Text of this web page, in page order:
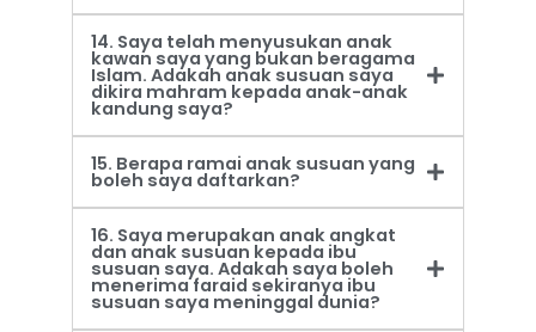
14. Saya telah menyusukan anak
kawan saya yang bukan beragama
Islam. Adakah anak susuan saya
dikira mahram kepada anak-anak
kandung saya?
15. Berapa ramai anak susuan yang
boleh saya daftarkan?
16. Saya merupakan anak angkat
dan anak susuan kepada ibu
susuan saya. Adakah saya boleh
menerima faraid sekiranya ibu
susuan saya meninggal dunia?